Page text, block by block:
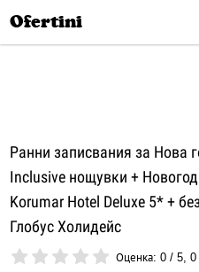
Ofertini
Ранни записвания за Нова
Inclusive нощувки +
Korumar Hotel Deluxe 5* +
Глобус Холидейс
Оценка:0 /5,0